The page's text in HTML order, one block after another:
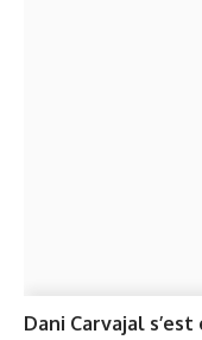
Dani Carvajal